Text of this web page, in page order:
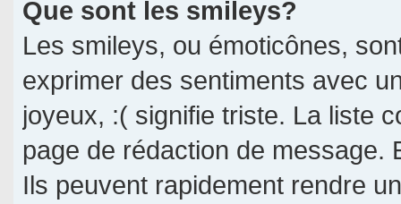
Que sont les smileys?
Les smileys, ou émoticônes,
exprimer des sentiments avec
joyeux, :( signifie triste. La liste
page de rédaction de message.
Ils peuvent rapidement rendre